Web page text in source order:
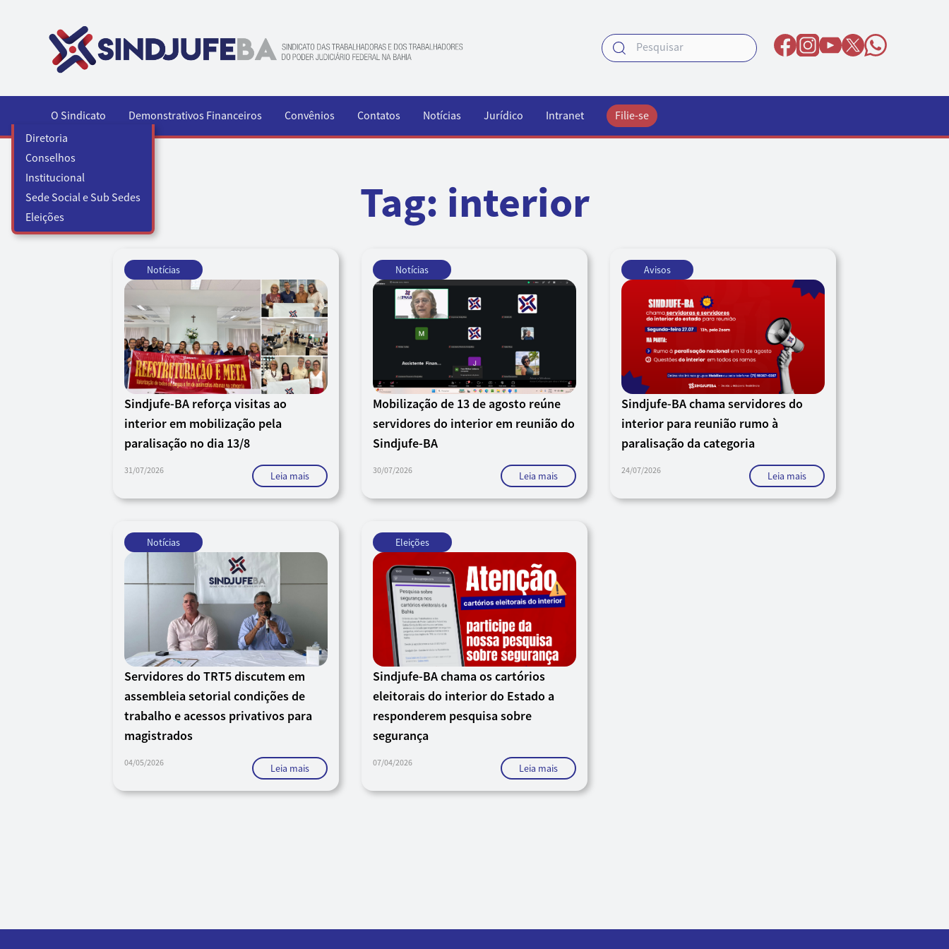
O Sindicato
Diretoria
Conselhos
Institucional
Sede Social e Sub Sedes
Eleições
Demonstrativos Financeiros Convênios Contatos Notícias Jurídico Intranet Filie-se
Tag: interior
Notícias
Sindjufe-BA reforça visitas ao
interior em mobilização pela
paralisação no dia 13/8
31/07/2026 Leia mais
Notícias
Mobilização de 13 de agosto reúne
servidores do interior em reunião do
Sindjufe-BA
30/07/2026 Leia mais
Avisos
Sindjufe-BA chama servidores do
interior para reunião rumo à
paralisação da categoria
24/07/2026 Leia mais
Notícias
Servidores do TRT5 discutem em
assembleia setorial condições de
trabalho e acessos privativos para
magistrados
04/05/2026 Leia mais
Eleições
Sindjufe-BA chama os cartórios
eleitorais do interior do Estado a
responderem pesquisa sobre
segurança
07/04/2026 Leia mais